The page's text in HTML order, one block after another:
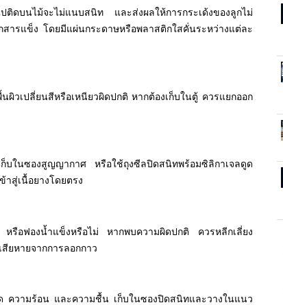
ติดบนไม้จะไม่แนบสนิท และส่งผลให้การกระเด้งของลูกไม่
ารแข็ง โดยมีแผ่นกระดาษหรือพลาสติกใสคั่นระหว่างแต่ละ
วเปลี่ยนสีหรือเหนียวผิดปกติ หากต้องเก็บในตู้ ควรแยกออก
บในซองสูญญากาศ หรือใช้ถุงซีลปิดสนิทพร้อมซิลิกาเจลดูด
สู่เนื้อยางโดยตรง
รือฟองน้ำแข็งหรือไม่ หากพบความผิดปกติ ควรหลีกเลี่ยง
ยหายจากการลอกกาว
ความร้อน และความชื้น เก็บในซองปิดสนิทและวางในแนว